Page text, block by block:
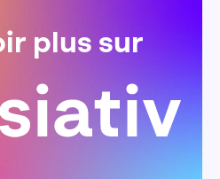
plus sur